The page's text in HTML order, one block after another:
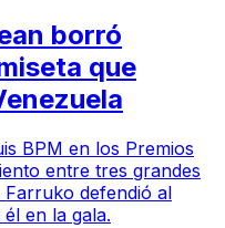
borró
que
BPM en los Premios
entre tres grandes
Farruko defendió al
en la gala.